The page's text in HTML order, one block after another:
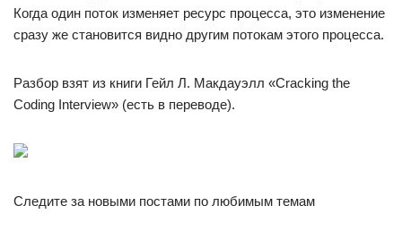
Когда один поток изменяет ресурс процесса, это изменение
сразу же становится видно другим потокам этого процесса.
Разбор взят из книги Гейл Л. Макдауэлл «Cracking the
Coding Interview» (есть в переводе).
Следите за новыми постами по любимым темам